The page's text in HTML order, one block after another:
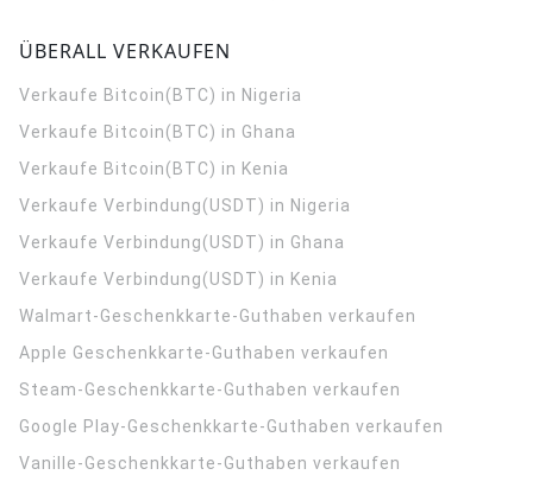
ÜBERALL VERKAUFEN
Verkaufe Bitcoin(BTC) in Nigeria
Verkaufe Bitcoin(BTC) in Ghana
Verkaufe Bitcoin(BTC) in Kenia
Verkaufe Verbindung(USDT) in Nigeria
Verkaufe Verbindung(USDT) in Ghana
Verkaufe Verbindung(USDT) in Kenia
Walmart-Geschenkkarte-Guthaben verkaufen
Apple Geschenkkarte-Guthaben verkaufen
Steam-Geschenkkarte-Guthaben verkaufen
Google Play-Geschenkkarte-Guthaben verkaufen
Vanille-Geschenkkarte-Guthaben verkaufen